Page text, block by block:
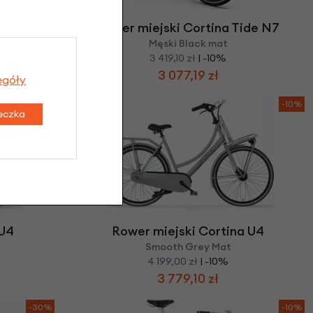
Rower miejski Cortina Tide N7
Męski Black mat
3 419,10 zł | -10%
3 077,19 zł
-10% -10%
Rower miejski Cortina U4
Smooth Grey Mat
4 199,00 zł | -10%
3 779,10 zł
-30% -10%